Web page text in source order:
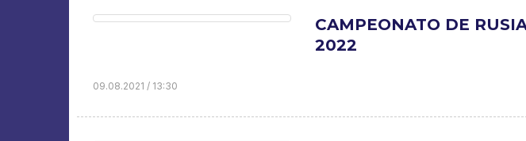
CAMPEONATO DE
2022
09.08.2021 / 13:30